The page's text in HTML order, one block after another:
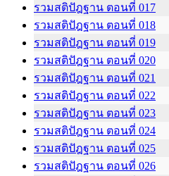
รวมสติปัฎฐาน ตอนที่ 017
รวมสติปัฎฐาน ตอนที่ 018
รวมสติปัฎฐาน ตอนที่ 019
รวมสติปัฎฐาน ตอนที่ 020
รวมสติปัฎฐาน ตอนที่ 021
รวมสติปัฎฐาน ตอนที่ 022
รวมสติปัฎฐาน ตอนที่ 023
รวมสติปัฎฐาน ตอนที่ 024
รวมสติปัฎฐาน ตอนที่ 025
รวมสติปัฎฐาน ตอนที่ 026